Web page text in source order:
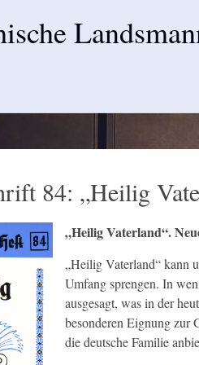
84: „Heilig
„Heilig Vaterland“.
„Heilig Vaterland“ kann
Umfang sprengen. In
ausgesagt, was in der
besonderen Eignung zur
die deutsche Familie